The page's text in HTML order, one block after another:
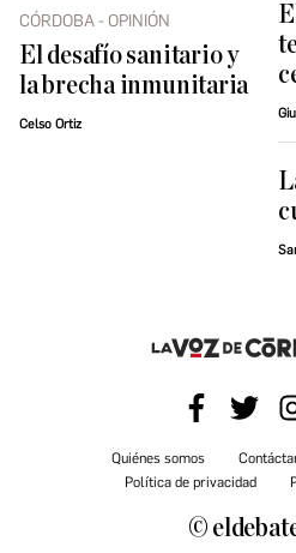
CÓRDOBA - OPINIÓN
El desafío sanitario y
la brecha inmunitaria
Celso Ortiz
Quiénes somos
Política de privacidad
©